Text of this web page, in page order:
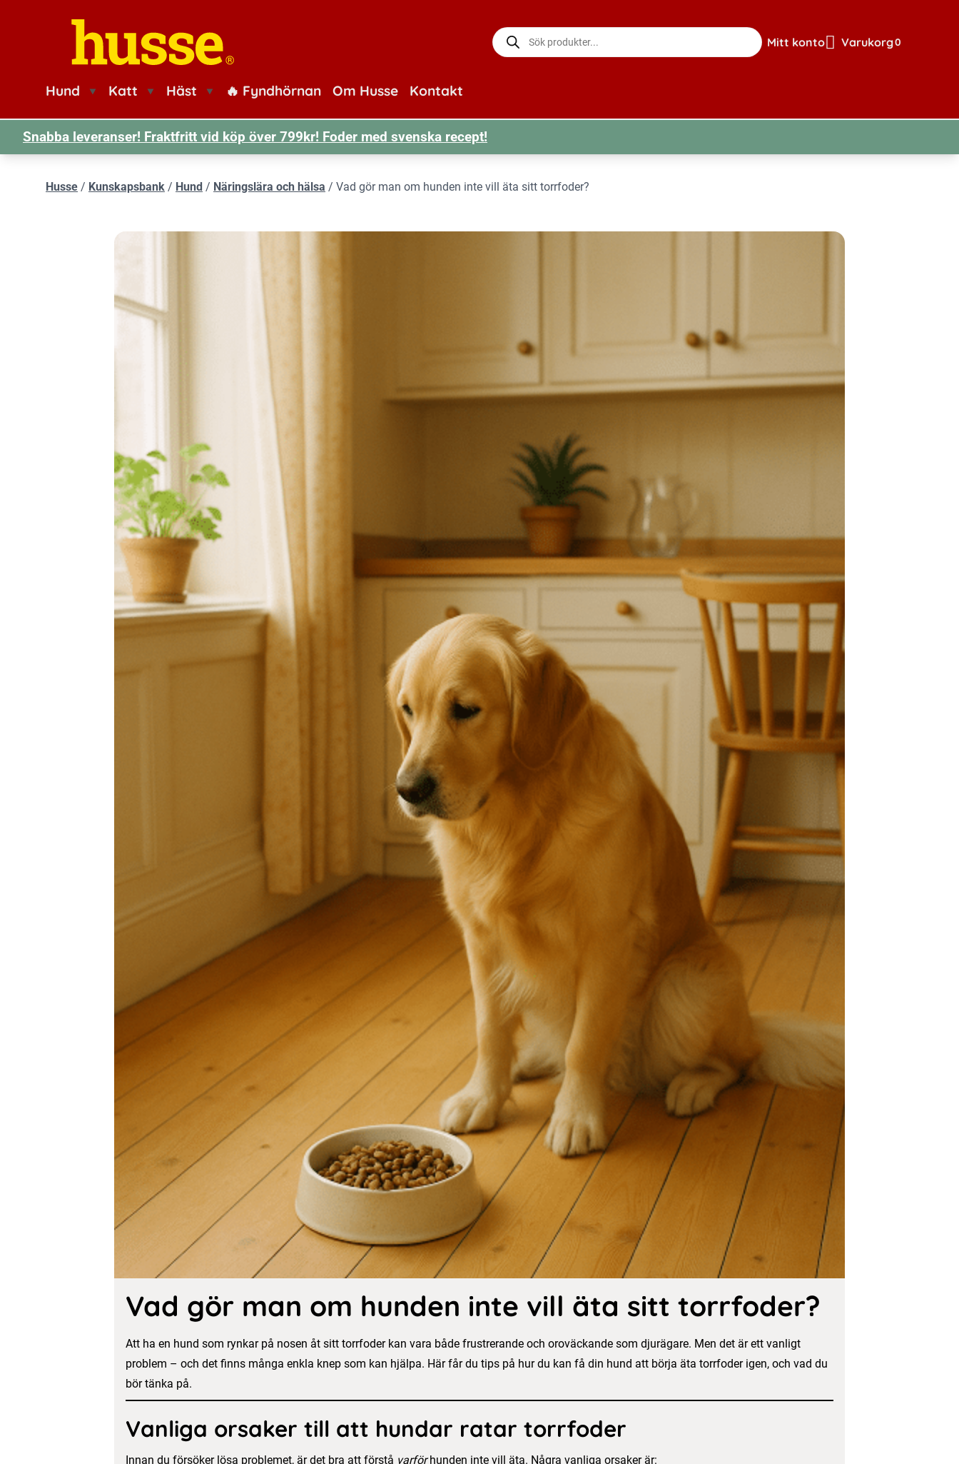
Husse logotyp
Produktsökning
Gå till sidan för mitt konto
Mitt konto
Visa din
Varukorg0
Hund Katt Häst 🔥 Fyndhörnan Om Husse Kontakt
Snabba leveranser! Fraktfritt vid köp över 799kr! Foder med svenska recept!
Husse / Kunskapsbank / Hund / Näringslära och hälsa / Vad gör man om hunden inte vill äta sitt torrfoder?
Vad gör man om hunden inte vill äta sitt torrfoder?
Att ha en hund som rynkar på nosen åt sitt torrfoder kan vara både frustrerande och oroväckande som djurägare. Men det är ett vanligt
problem – och det finns många enkla knep som kan hjälpa. Här får du tips på hur du kan få din hund att börja äta torrfoder igen, och vad du
bör tänka på.
Vanliga orsaker till att hundar ratar torrfoder
Innan du försöker lösa problemet, är det bra att förstå varförhunden inte vill äta. Några vanliga orsaker är: